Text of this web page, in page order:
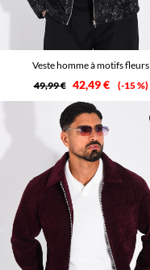
Veste homme à motifs fleurs
49,99 € 42,49 € -15 %